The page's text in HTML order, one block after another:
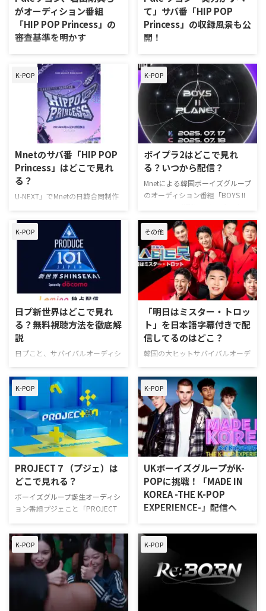
占無料放送が始まる。 Abemaで
はほかにも、ENHYPENを生んだ
「I-LAND」やILLITを生んだ「R U
れ、番組のメインプロデューサー
を務めるi-dleのソヨン、
Gaeko（Dynamic Duo）、
RIEHATA、岩田剛典（三代目 J
SOUL BROTHERS）が登壇した。
制作発表会の冒頭では、i-dleソヨ
ン …
がオーディション番組
「HIP POP Princess」の
審査基準を明かす
「U-NEXT」は、2025年10月16日
（木）より国内独占配信する
Mnetの日韓合同サバイバルオー
ディション番組「Unpretty
Rapstar : HIP POP Princess」
（以下、「HIP POP Princess」）
について、メインプロデューサー
を務めるi-dleのソヨン、Gaeko、
査ポイントを公開した。 「HIP
POP Princess」の審査ポイントと
は… 「HIP POP Princess」は、
Mnetが新たに手掛ける日韓合同
て」サバ番「HIP POP
Princess」の収録風景も公
開！
日韓同時・国内独占配信が予定さ
れている、Mnetの日韓合同サバ
イバルオーディション番組
「Unpretty Rapstar:HIP POP
Princess」（以下、「HIP POP
Princess」）に関して、当番組の
単独MC兼メインプロデューサー
を務めるi-dle ソヨンの一問一答
れた。 i-dle ソヨンが当番組への
意気込みを語る ――9年前の
「Unpretty Rapstar」参加者か
ら、MCとして戻ってきた感想を
Rapstar …
K-POP
Mnetのサバ番「HIP POP
Princess」はどこで見れ
る？
U-NEXT」でMnetの日韓合同制作
「Unpretty Rapstar : HIP POP
Princess」（以下、「HIP POP
Princess」）が日韓同時・国内独
占配信することがわかった。
「HIP POP Princess」配信情報
「HIP POP Princess」は2025年
10月16日（木）よりU-NEXTで日
韓同時・国内独占配信。毎週木曜
日に最新エピソードを配信。 ＼
新規なら31日間無料／ 「HIP
POP Princess」U-NEXT視聴ペー
ジ > …
K-POP
ボイプラ2はどこで見れ
る？いつから配信？
Mnetによる韓国ボーイズグループ
のオーディション番組「BOYS II
の無料視聴方法や日本語字幕の有
無についてまとめた。 ボイプラ2
を日本語字幕で無料視聴する方
法！ 「BOYS II PLANET」を日本
で見る場合、結論から言うと
「Abema」がおすすめ。最新話
が無料で見れるほか、見逃し配信
にも対応している。また、リアル
タイム配信でも通訳版と簡易字幕
版が同時放送されるので、日本語
字幕で視聴したい人も安心だ。
Abemaではボイプラ＆ガルプラ
K-POP
日プ新世界はどこで見れ
る？無料視聴方法を徹底解
説
日プこと、サバイバルオーディシ
ョン番組の第1弾「PRODUCE
101 JAPAN」から第4弾
「PRODUCE 101 JAPAN 新世界」
（日プ新世界）を視聴できる動画
配信サービスについて紹介する。
日プ新世界はいつどこで見れる？
「PRODUCE 101 JAPAN 新世界」
（日プ新世界）は、2026年3月26
日（木）21：00よりLeminoで独
占配信スタート。以降、毎週木曜
日 21：00より配信。 なお、過去
シリーズとなる「PRODUCE 101
JAPAN」、「PRODUCE 101
その他
「明日はミスター・トロッ
ト」を日本語字幕付きで配
信してるのはどこ？
韓国の大ヒットサバイバルオーデ
ィション番組「明日はミスター・
トロット」、「ミスター・トロッ
ト2 新たな伝説の始まり」が視聴
できる動画配信サービスを紹介す
る。 韓国オーディション番組
「明日はミスター・トロット」は
どこで見れる？ 「明日はミスタ
ー・トロット」およびシーズン2
となる「ミスター・トロット2 新
たな伝説の始まり」はLeminoで
配信中。どちらも全話無料で視聴
可能。 Leminoプレミアムは、新
規の登録なら初月無料で利用でき
は一切かからない！ 韓国オーデ
ィション番組「明日 …
K-POP
PROJECT７（プジェ）は
どこで見れる？
ボーイズグループ誕生オーディシ
ョン番組プジェこと「PROJECT
とめた。 韓国サバイバル番組
「PROJECT７」（プジェ）の無
料視聴方法 結論から言うと、
「PROJECT７」は「ABEMAプレ
ミアム」だけで視聴できる。
ABEMAプレミアムの特徴 ABEMA
は無料でも視聴可能だが、
K-POP
UKボーイズグループがK-
POPに挑戦！「MADE IN
KOREA -THE K-POP
EXPERIENCE-」配信へ
次世代UKボーイズグループ制作
プロジェクト「MADE IN KOREA -
THE K-POP EXPERIENCE-」を視
する。 「MADE IN KOREA -THE K-
POP EXPERIENCE-」はどこで配
POP EXPERIENCE-」はPrime
K-POP K-POP